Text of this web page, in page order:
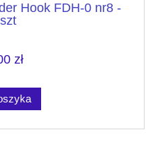
Hook FDH-0 nr8 -
zł